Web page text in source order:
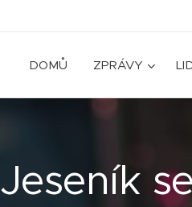
DOMŮ ZPRÁVY
Jeseník